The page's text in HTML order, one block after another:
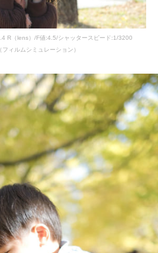
R（lens）/F値:4.5/シャッタースピード:1/3200
ィルムシミュレーション）